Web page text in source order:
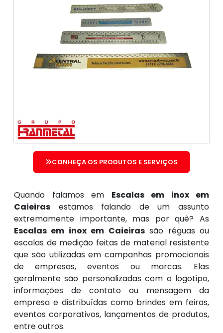
Quando falamos em Escalas em inox em
Caieiras estamos falando de um assunto
extremamente importante, mas por quê? As
Escalas em inox em Caieirassão réguas ou
escalas de medição feitas de material resistente
que são utilizadas em campanhas promocionais
de empresas, eventos ou marcas. Elas
geralmente são personalizadas com o logotipo,
informações de contato ou mensagem da
empresa e distribuídas como brindes em feiras,
eventos corporativos, lançamentos de produtos,
entre outros.
CONHEÇA OS PRODUTOS E SERVIÇOS